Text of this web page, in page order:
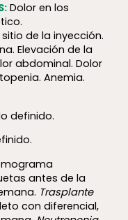
Dolor en los
de la inyección.
Elevación de la
abdominal. Dolor
Anemia.
definido.
antes de la
Trasplante
con diferencial,